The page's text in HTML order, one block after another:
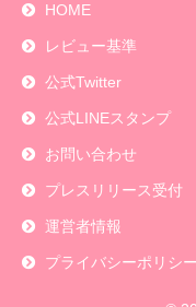
HOME
レビュー基準
公式Twitter
公式LINEスタンプ
お問い合わせ
プレスリリース受付
運営者情報
プライバシーポリシー